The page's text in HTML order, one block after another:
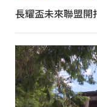
長耀盃未來聯盟